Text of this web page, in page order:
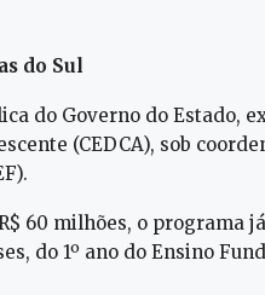
do Sul
do Governo do Estado,
(CEDCA), sob
60 milhões, o programa
do 1º ano do Ensino